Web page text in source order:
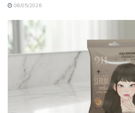
08/05/2026